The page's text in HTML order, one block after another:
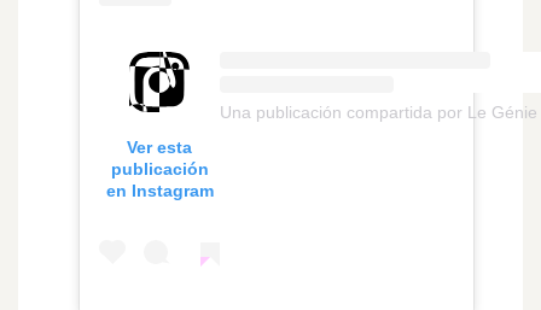
Ver esta
publicación
en Instagram
Una publicación compartida por Le